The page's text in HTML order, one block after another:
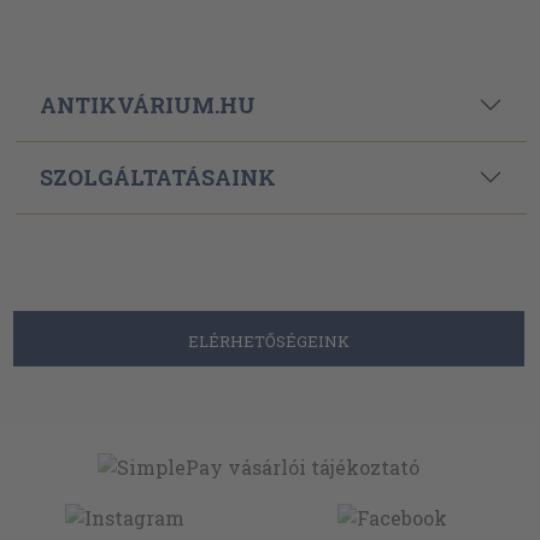
ANTIKVÁRIUM.HU
SZOLGÁLTATÁSAINK
ELÉRHETŐSÉGEINK